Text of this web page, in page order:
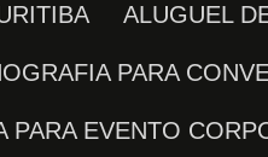
ALUGUEL
PARA
PARA EVENTO